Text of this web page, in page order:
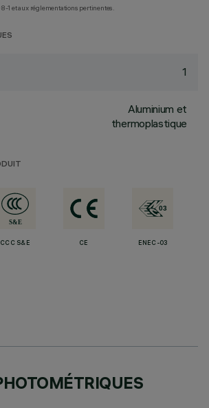
1 et aux réglementations pertinentes.
1
Aluminium et
thermoplastique
CCC S&E CE ENEC-03